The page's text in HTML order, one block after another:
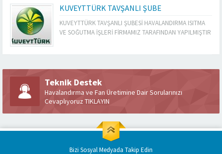
KUVEYTTÜRK TAVŞANLI ŞUBE
KUVEYTTÜRK TAVŞANLI ŞUBESİ HAVALANDIRMA ISITMA
VE SOĞUTMA İŞLERİ FİRMAMIZ TARAFINDAN YAPILMIŞTIR
Teknik Destek
Havalandırma ve Fan Üretimine Dair Sorularınızı
Cevaplıyoruz TIKLAYIN
Bizi Sosyal Medyada Takip Edin